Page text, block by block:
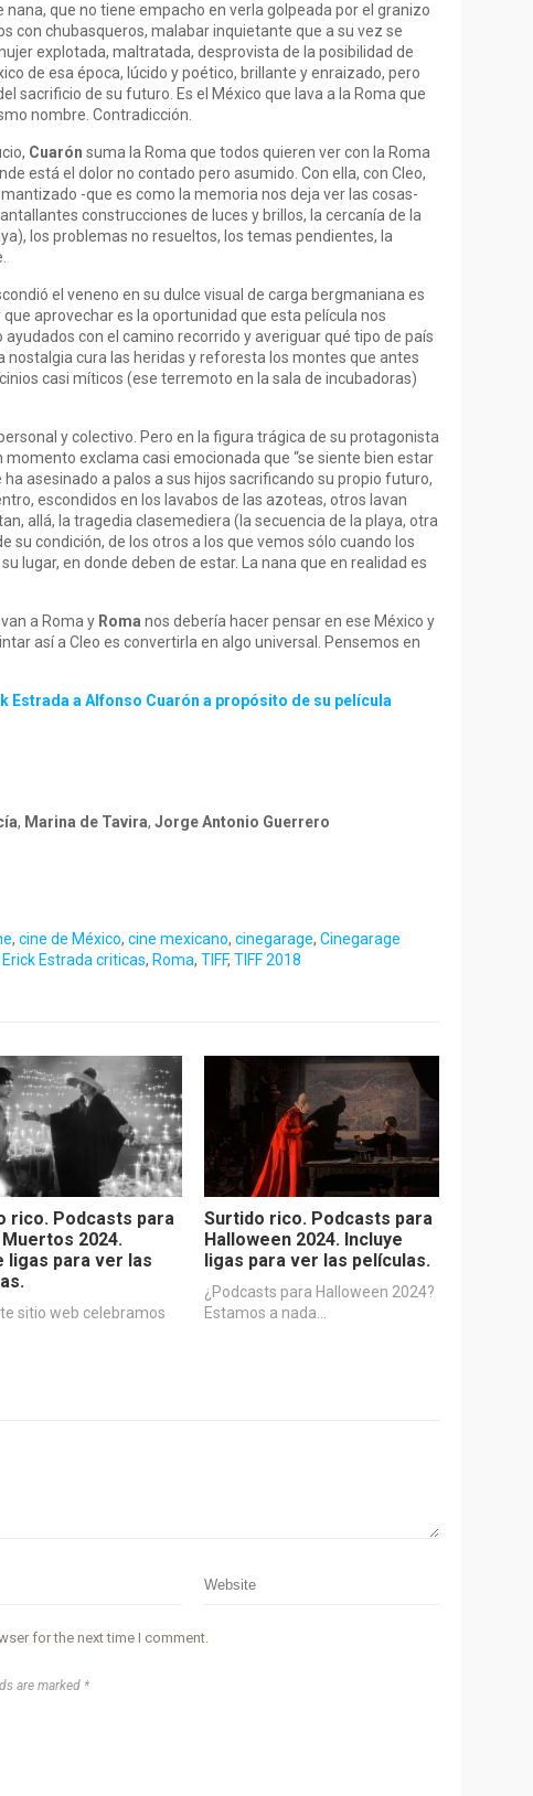
que no tiene empacho en verla golpeada por el granizo
con chubasqueros, malabar inquietante que a su vez se
explotada, maltratada, desprovista de la posibilidad de
de esa época, lúcido y poético, brillante y enraizado, pero
sacrificio de su futuro. Es el México que lava a la Roma que
nombre. Contradicción.
Cuarón suma la Roma que todos quieren ver con la Roma
está el dolor no contado pero asumido. Con ella, con Cleo,
-que es como la memoria nos deja ver las cosas-
construcciones de luces y brillos, la cercanía de la
los problemas no resueltos, los temas pendientes, la
el veneno en su dulce visual de carga bergmaniana es
aprovechar es la oportunidad que esta película nos
con el camino recorrido y averiguar qué tipo de país
cura las heridas y reforesta los montes que antes
casi míticos (ese terremoto en la sala de incubadoras)
y colectivo. Pero en la figura trágica de su protagonista
momento exclama casi emocionada que “se siente bien estar
asesinado a palos a sus hijos sacrificando su propio futuro,
escondidos en los lavabos de las azoteas, otros lavan
allá, la tragedia clasemediera (la secuencia de la playa, otra
su condición, de los otros a los que vemos sólo cuando los
lugar, en donde deben de estar. La nana que en realidad es
a Roma y Roma nos debería hacer pensar en ese México y
así a Cleo es convertirla en algo universal. Pensemos en
Estrada a Alfonso Cuarón a propósito de su película
, Marina de Tavira, Jorge Antonio Guerrero
, cine de México, cine mexicano, cinegarage, Cinegarage
Erick Estrada criticas, Roma, TIFF, TIFF 2018
rico. Podcasts para
Muertos 2024.
ligas para ver las
sitio web celebramos
Surtido rico. Podcasts para
Halloween 2024. Incluye
ligas para ver las películas.
¿Podcasts para Halloween 2024?
Estamos a nada…
for the next time I comment.
are marked *